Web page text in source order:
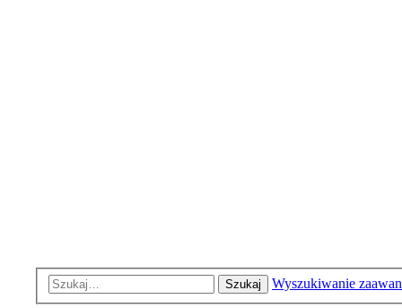
Szukaj Wyszukiwanie